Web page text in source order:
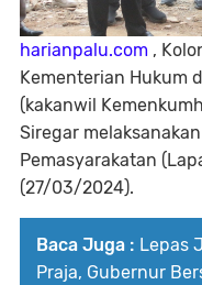
harianpalu.com ,
Kementerian Hukum
(kakanwil
Siregar
Pemasyarakatan
(27/03/2024).
Baca Juga : Lepas
Praja, Gubernur